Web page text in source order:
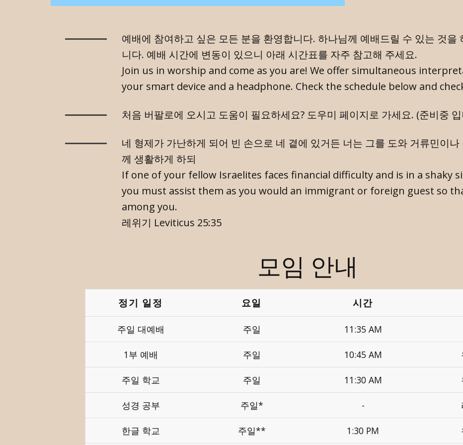
예배에 참여하고 싶은 모든 분을 환영합니다. 하나님께 예배드릴 수 있는 것을
니다. 예배 시간에 변동이 있으니 아래 시간표를 자주 참고해 주세요.
Join us in worship and come as you are! We offer simultaneous
your smart device and a headphone. Check the schedule below and
처음 버팔로에 오시고 도움이 필요하세요? 도우미 페이지로 가세요. (준비중
네 형제가 가난하게 되어 빈 손으로 네 곁에 있거든 너는 그를 도와 거류민이
께 생활하게 하되
If one of your fellow Israelites faces financial difficulty and is in a shaky
you must assist them as you would an immigrant or foreign guest so
among you.
레위기 Leviticus 25:35
모임 안내
정기 일정 요일 시간
주일 대예배 주일 11:35 AM
1부 예배 주일 10:45 AM
주일 학교 주일 11:30 AM
성경 공부 주일* -
한글 학교 주일** 1:30 PM